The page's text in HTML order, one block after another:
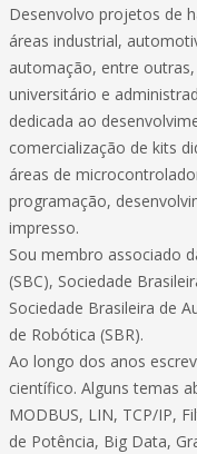
Desenvolvo projetos de
áreas industrial,
automação, entre
universitário e
dedicada ao
comercialização de kits
áreas de
programação,
impresso.
Sou membro associado
(SBC), Sociedade
Sociedade Brasileira de
de Robótica (SBR).
Ao longo dos anos
científico. Alguns temas
MODBUS, LIN, TCP/IP,
de Potência, Big Data,